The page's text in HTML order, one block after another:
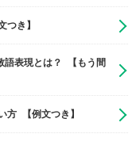
つき】
語表現とは？ 【もう間
方 【例文つき】